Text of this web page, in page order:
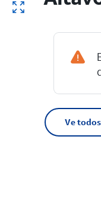
Ve